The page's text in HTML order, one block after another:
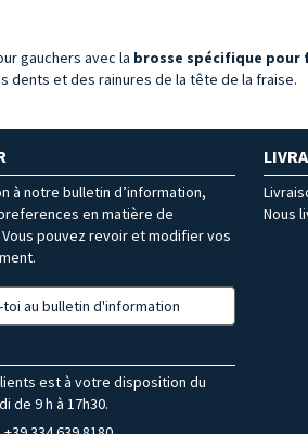
gauchers avec la brosse spécifique pour
dents et des rainures de la tête de la fraise.
à notre bulletin d’information,
en matière de
pouvez revoir et modifier vos
toi au bulletin d'information
Nous
est à votre disposition du
de 9 h à 17h30.